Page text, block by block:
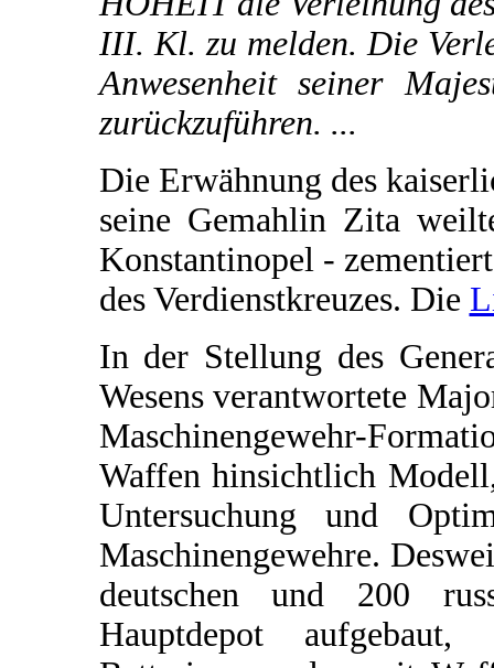
III. Kl. zu melden. Die
Anwesenheit seiner
zurückzuführen. ...
Die Erwähnung des
seine Gemahlin Zita
Konstantinopel -
des Verdienstkreuzes. Die
In der Stellung des
Wesens verantwortete
Maschinengewehr-
Waffen hinsichtlich
Untersuchung und
Maschinengewehre.
deutschen und 200
Hauptdepot